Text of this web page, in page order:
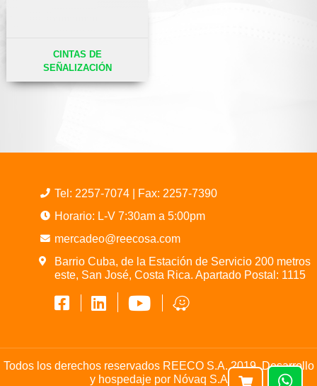
CINTAS DE
SEÑALIZACIÓN
Tel: 2257-7074
| Fax: 2257-7390
Horario: L-V 7:30am a 5:00pm
mercadeo@reecosa.com
Barrio Cuba, de la Estación de Servicio 200 metros
este, San José, Costa Rica. Apartado Postal: 1115
Todos los derechos reservados REECO S.A. 2019. Desarrollo
y hospedaje por Nóvaq S.A